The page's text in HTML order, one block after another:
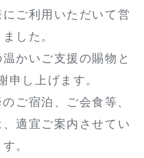
ご利用いただいて営
した。
かいご支援の賜物と
申し上げます。
ご宿泊、ご会食等、
適宜ご案内させてい
。